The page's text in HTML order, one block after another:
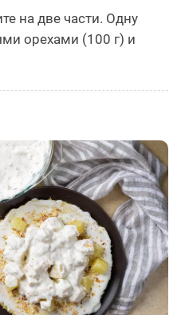
на две части. Одну
орехами (100 г) и